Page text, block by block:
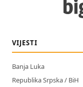
VIJESTI
Banja Luka
Republika Srpska / BiH